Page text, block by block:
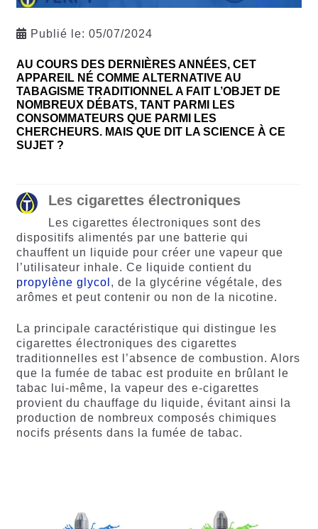
Publié le: 05/07/2024
AU COURS DES DERNIÈRES ANNÉES, CET
APPAREIL NÉ COMME ALTERNATIVE AU
TABAGISME TRADITIONNEL A FAIT L’OBJET DE
NOMBREUX DÉBATS, TANT PARMI LES
CONSOMMATEURS QUE PARMI LES
CHERCHEURS. MAIS QUE DIT LA SCIENCE À CE
SUJET ?
Les cigarettes électroniques
Les cigarettes électroniques sont des
dispositifs alimentés par une batterie qui
chauffent un liquide pour créer une vapeur que
l’utilisateur inhale. Ce liquide contient du
propylène glycol , de la glycérine végétale, des
arômes et peut contenir ou non de la nicotine.
La principale caractéristique qui distingue les
cigarettes électroniques des cigarettes
traditionnelles est l’absence de combustion. Alors
que la fumée de tabac est produite en brûlant le
tabac lui-même, la vapeur des e-cigarettes
provient du chauffage du liquide, évitant ainsi la
production de nombreux composés chimiques
nocifs présents dans la fumée de tabac.